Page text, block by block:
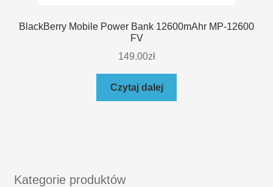
BlackBerry Mobile Power Bank 12600mAhr MP-12600
FV
149.00zł
Czytaj dalej
Kategorie produktów